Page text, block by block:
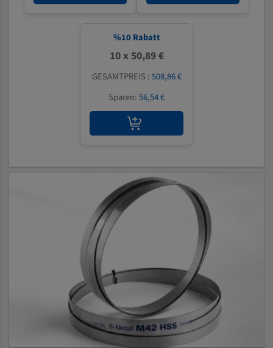
%10 Rabatt
10 x 50,89 €
GESAMTPREIS :508,86 €
Sparen:56,54 €